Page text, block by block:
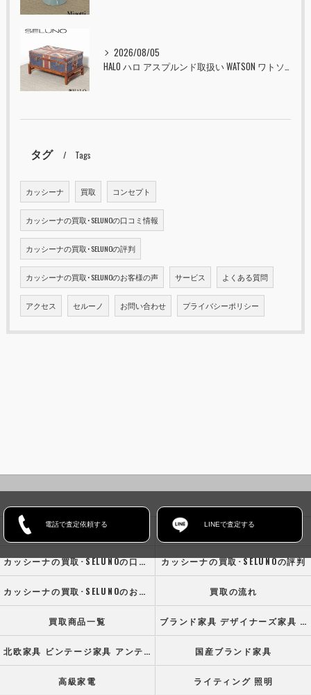
2026/08/05
タグ Tags
カッシーナ 買取 コンセプト
カッシーナの買取･SELUNOの口コミ情報
カッシーナの買取･SELUNOの評判
カッシーナの買取･SELUNOのお客様の声 サービス よくある質問
アクセス セルーノ お問い合わせ プライバシーポリシー
電話で査定依頼する LINEで査定する
ホーム コンセプト
カッシーナの買取･SELUNOの口コミ情報 カッシーナの買取･SELUNOの評判
カッシーナの買取･SELUNOのお客様の声 買取の流れ
買取商品一覧 ブランド家具 デザイナーズ家具 高級オフィス家具
北欧家具 ビンテージ家具 アンティーク家具 国産ブランド家具
高級家電 ライティング 照明